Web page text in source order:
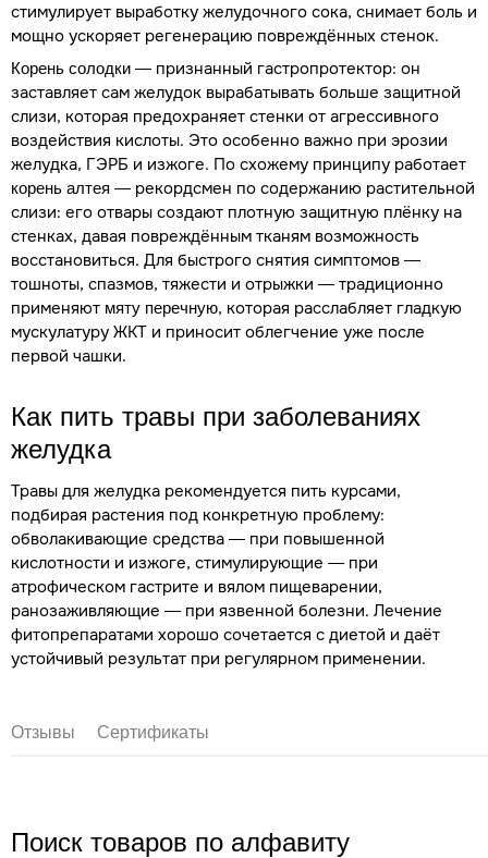
стимулирует выработку желудочного сока, снимает боль и
мощно ускоряет регенерацию повреждённых стенок.
Корень солодки — признанный гастропротектор: он
заставляет сам желудок вырабатывать больше защитной
слизи, которая предохраняет стенки от агрессивного
воздействия кислоты. Это особенно важно при эрозии
желудка, ГЭРБ и изжоге. По схожему принципу работает
корень алтея — рекордсмен по содержанию растительной
слизи: его отвары создают плотную защитную плёнку на
стенках, давая повреждённым тканям возможность
восстановиться. Для быстрого снятия симптомов —
тошноты, спазмов, тяжести и отрыжки — традиционно
применяют мяту перечную, которая расслабляет гладкую
мускулатуру ЖКТ и приносит облегчение уже после
первой чашки.
Как пить травы при заболеваниях
желудка
Травы для желудка рекомендуется пить курсами,
подбирая растения под конкретную проблему:
обволакивающие средства — при повышенной
кислотности и изжоге, стимулирующие — при
атрофическом гастрите и вялом пищеварении,
ранозаживляющие — при язвенной болезни. Лечение
фитопрепаратами хорошо сочетается с диетой и даёт
устойчивый результат при регулярном применении.
Отзывы Сертификаты
Поиск товаров по алфавиту